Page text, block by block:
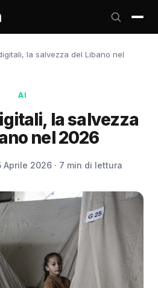
la salvezza del Libano nel
AI
la salvezza
nel 2026
Aprile 2026 · 7 min di lettura